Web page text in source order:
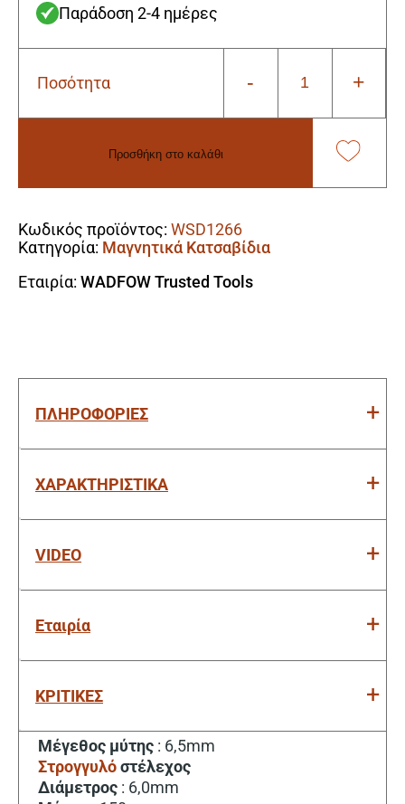
Παράδοση 2-4 ημέρες
Ποσότητα -
Wadfow
ποσότητα
+
Προσθήκη στο καλάθι
Κωδικός προϊόντος: WSD1266
Κατηγορία: Μαγνητικά Κατσαβίδια
Εταιρία: WADFOW Trusted Tools
ΠΛΗΡΟΦΟΡΙΕΣ
ΧΑΡΑΚΤΗΡΙΣΤΙΚΑ
VIDEO
Εταιρία
ΚΡΙΤΙΚΕΣ
Μέγεθος μύτης : 6,5mm
Στρογγυλόστέλεχος
Διάμετρος : 6,0mm